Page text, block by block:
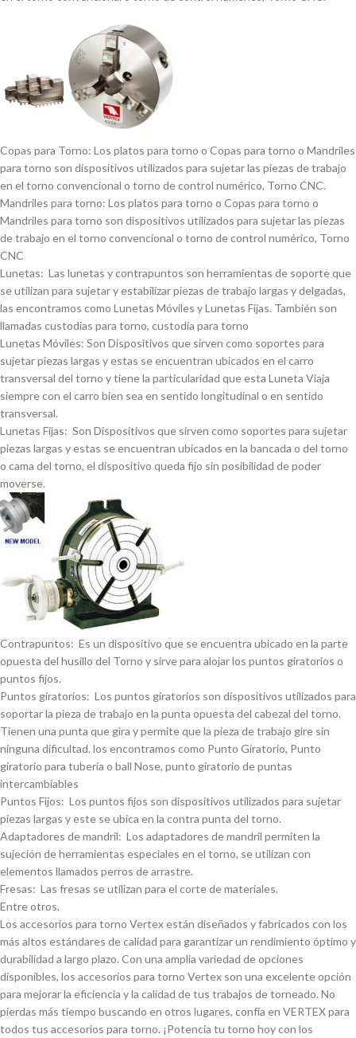
Copas para Torno: Los platos para torno o Copas para torno o Mandriles
para torno son dispositivos utilizados para sujetar las piezas de trabajo
en el torno convencional o torno de control numérico, Torno CNC.
Mandriles para torno: Los platos para torno o Copas para torno o
Mandriles para torno son dispositivos utilizados para sujetar las piezas
de trabajo en el torno convencional o torno de control numérico, Torno
CNC
Lunetas: Las lunetas y contrapuntos son herramientas de soporte que
se utilizan para sujetar y estabilizar piezas de trabajo largas y delgadas,
las encontramos como Lunetas Móviles y Lunetas Fijas. También son
llamadas custodias para torno, custodia para torno
Lunetas Móviles: Son Dispositivos que sirven como soportes para
sujetar piezas largas y estas se encuentran ubicados en el carro
transversal del torno y tiene la particularidad que esta Luneta Viaja
siempre con el carro bien sea en sentido longitudinal o en sentido
transversal.
Lunetas Fijas: Son Dispositivos que sirven como soportes para sujetar
piezas largas y estas se encuentran ubicados en la bancada o del torno
o cama del torno, el dispositivo queda fijo sin posibilidad de poder
moverse.
Contrapuntos: Es un dispositivo que se encuentra ubicado en la parte
opuesta del husillo del Torno y sirve para alojar los puntos giratorios o
puntos fijos.
Puntos giratorios: Los puntos giratorios son dispositivos utilizados para
soportar la pieza de trabajo en la punta opuesta del cabezal del torno.
Tienen una punta que gira y permite que la pieza de trabajo gire sin
ninguna dificultad. los encontramos como Punto Giratorio, Punto
giratorio para tuberí­a o ball Nose, punto giratorio de puntas
intercambiables
Puntos Fijos: Los puntos fijos son dispositivos utilizados para sujetar
piezas largas y este se ubica en la contra punta del torno.
Adaptadores de mandril: Los adaptadores de mandril permiten la
sujeción de herramientas especiales en el torno, se utilizan con
elementos llamados perros de arrastre.
Fresas: Las fresas se utilizan para el corte de materiales.
Entre otros.
Los accesorios para torno Vertex están diseñados y fabricados con los
más altos estándares de calidad para garantizar un rendimiento óptimo y
durabilidad a largo plazo. Con una amplia variedad de opciones
disponibles, los accesorios para torno Vertex son una excelente opción
para mejorar la eficiencia y la calidad de tus trabajos de torneado. No
pierdas más tiempo buscando en otros lugares, confí­a en VERTEX para
todos tus accesorios para torno. ¡Potencia tu torno hoy con los